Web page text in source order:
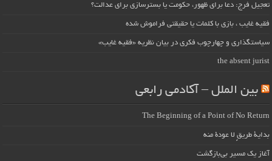
تعجیل فرج: دعا برای ظهور، حکومت یا بسترسازی برای عدالت؟
فقیه غایب ، بازی با کلمات یا حقیقتی فراموش شده
سیاستگذاری و چهارچوب فکری در بیان نظریه «فقیه غایب»
the absent jurist
بین الملل – آکادمی رابعی
The Beginning of a Point of No Return
بداية طريقٍ لا عودة منه
آغاز یک مسیر بی‌بازگشت